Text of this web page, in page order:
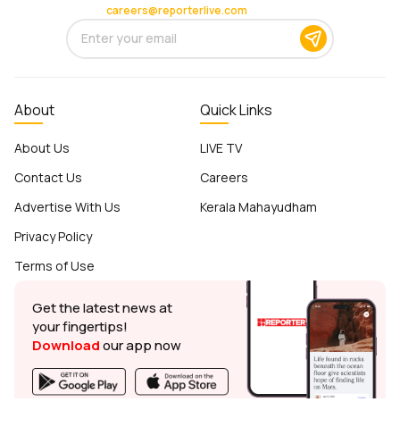
careers@reporterlive.com
About
About Us
Contact Us
Advertise With Us
Privacy Policy
Terms of Use
Quick Links
LIVE TV
Careers
Kerala Mahayudham
Get the latest news at
your fingertips!
Downloadour app now